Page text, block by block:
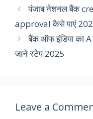
पंजाब नेशनल बैंक
approval कैसे पाएं
बैंक ऑफ इंडिया का
जाने स्टेप 2025
Leave a